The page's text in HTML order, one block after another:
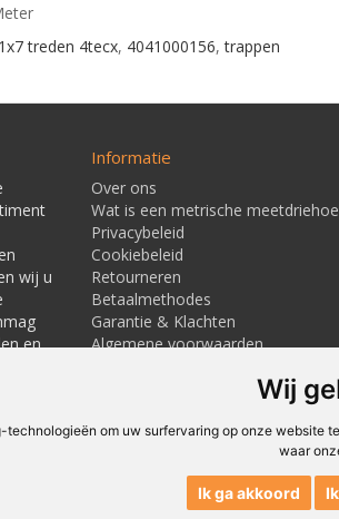
Wij
om uw surfervaring op onze website
waar
Ik ga akkoord
treden 4tecx, 4041000156,trappen
wij u
en
Informatie
Over ons
Wat is een metrische
Privacybeleid
Cookiebeleid
Retourneren
Betaalmethodes
Garantie & Klachten
Algemene voorwaarden